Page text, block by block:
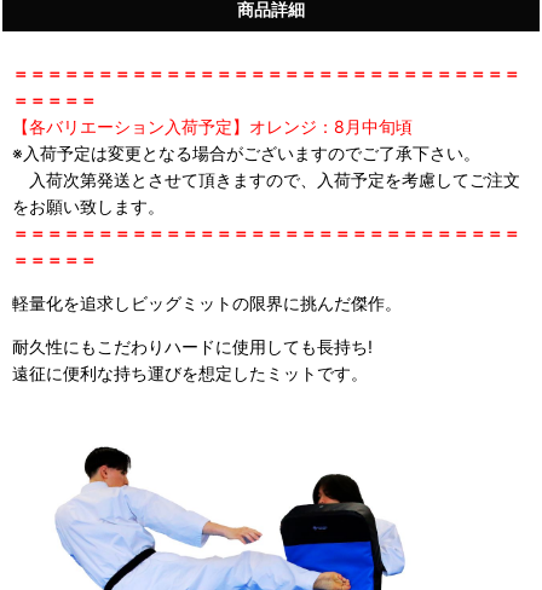
商品詳細
＝＝＝＝＝＝＝＝＝＝＝＝＝＝＝＝＝＝＝＝＝＝＝＝＝＝＝＝＝＝
＝＝＝＝＝
【各バリエーション入荷予定】オレンジ：8月中旬頃
※入荷予定は変更となる場合がございますのでご了承下さい。
入荷次第発送とさせて頂きますので、入荷予定を考慮してご注文
をお願い致します。
＝＝＝＝＝＝＝＝＝＝＝＝＝＝＝＝＝＝＝＝＝＝＝＝＝＝＝＝＝＝
＝＝＝＝＝
軽量化を追求しビッグミットの限界に挑んだ傑作。
耐久性にもこだわりハードに使用しても長持ち!
遠征に便利な持ち運びを想定したミットです。